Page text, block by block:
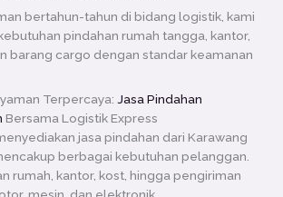
bertahun-tahun di bidang logistik, kami
pindahan rumah tangga, kantor,
barang cargo dengan standar keamanan
Terpercaya: Jasa Pindahan
Bersama Logistik Express
jasa pindahan dari Karawang
berbagai kebutuhan pelanggan.
rumah, kantor, kost, hingga pengiriman